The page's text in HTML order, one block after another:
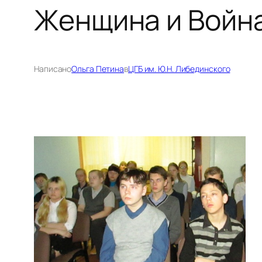
Женщина и
НаписаноОльга ПетинавЦГБ им. Ю.Н. Либединского